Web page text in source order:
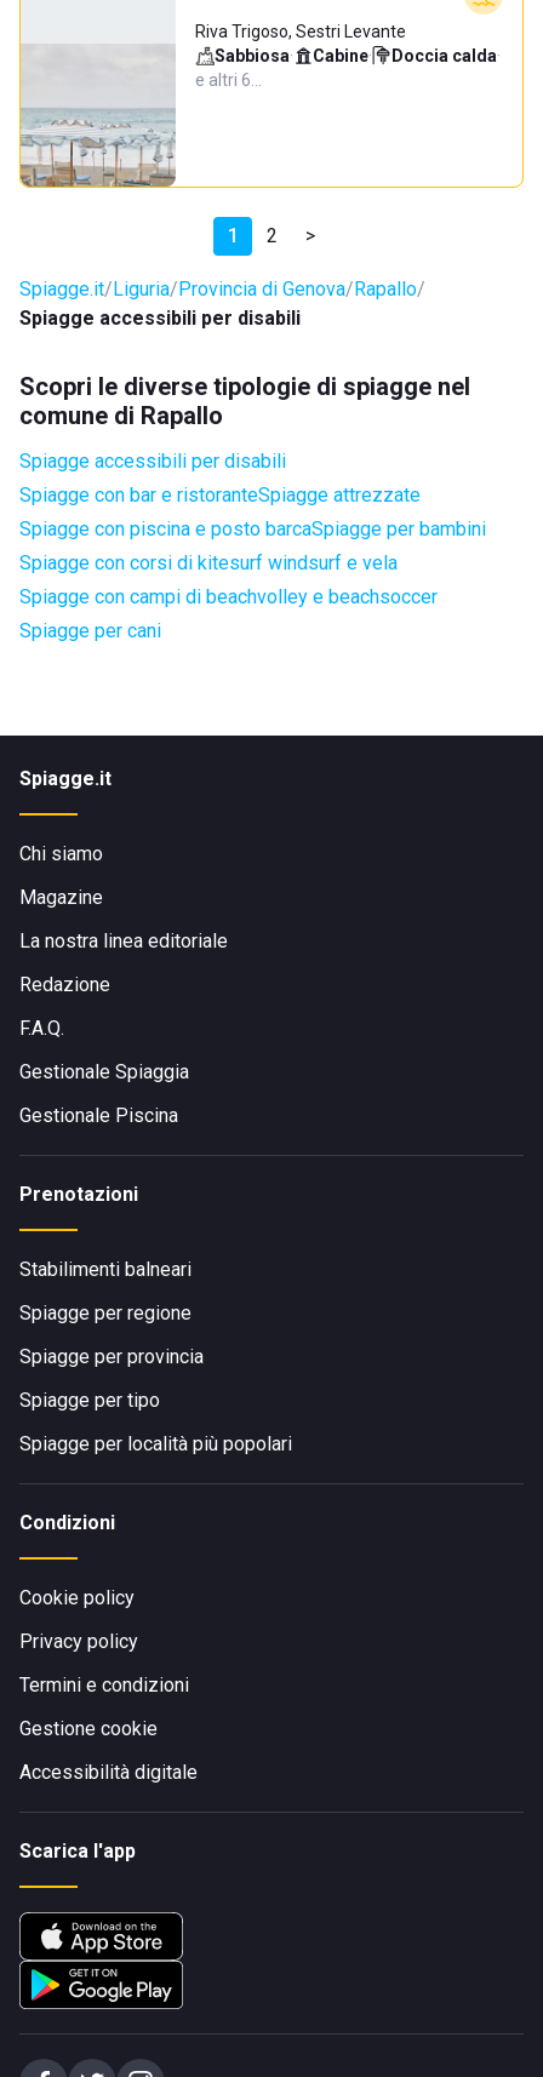
Riva Trigoso, Sestri Levante
Sabbiosa· Cabine· Doccia calda·
e altri 6…
1 2 >
Spiagge.it Liguria Provincia di Genova Rapallo
Spiagge accessibili per disabili
Scopri le diverse tipologie di spiagge nel
comune di Rapallo
Spiagge accessibili per disabili
Spiagge con bar e ristoranteSpiagge attrezzate
Spiagge con piscina e posto barcaSpiagge per bambini
Spiagge con corsi di kitesurf windsurf e vela
Spiagge con campi di beachvolley e beachsoccer
Spiagge per cani
Spiagge.it
Chi siamo
Magazine
La nostra linea editoriale
Redazione
F.A.Q.
Gestionale Spiaggia
Gestionale Piscina
Prenotazioni
Stabilimenti balneari
Spiagge per regione
Spiagge per provincia
Spiagge per tipo
Spiagge per località più popolari
Condizioni
Cookie policy
Privacy policy
Termini e condizioni
Gestione cookie
Accessibilità digitale
Scarica l'app